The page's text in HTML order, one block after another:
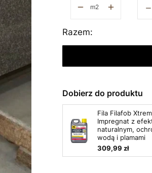
m2 −
Razem:
Dobierz do produktu
Fila Filafob
Impregnat z
naturalnym,
wodą i plamami
309,99 zł